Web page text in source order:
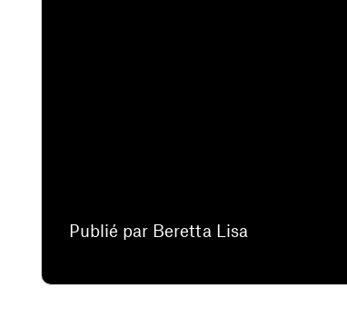
Publié par Beretta Lisa